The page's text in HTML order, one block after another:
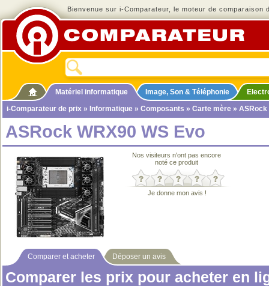
Bienvenue sur i-Comparateur, le moteur de comparaison
Matériel informatique Image, Son & Téléphonie
i-Comparateur de prix » Informatique » Composants » Carte mère » ASRock
ASRock WRX90 WS Evo
Nos visiteurs n'ont pas encore
noté ce produit
Je donne mon avis !
Comparer et acheter Déposer un avis
Comparer les prix pour acheter en